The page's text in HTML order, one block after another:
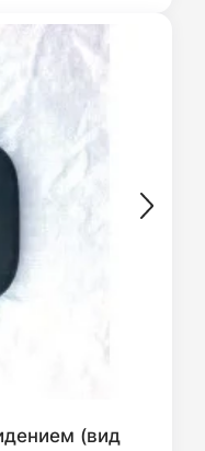
(вид